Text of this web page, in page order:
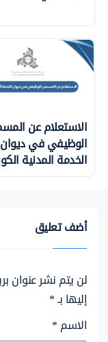
الاستعلام عن
الوظيفي في ديوان
الخدمة المدنية
أضف تعليق
لن يتم نشر عنوان
إليها بـ*
الاسم*